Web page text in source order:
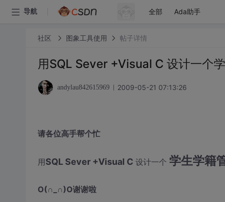
导航 全部 Ada助手
社区 图象工具使用 帖子详情
用SQL Sever +Visual C 设计一个
andylau842615969 2009-05-21 07:13:26
请各位高手帮个忙
用SQL Sever +Visual C 设计一个 学生学籍
O(∩_∩)O谢谢啦